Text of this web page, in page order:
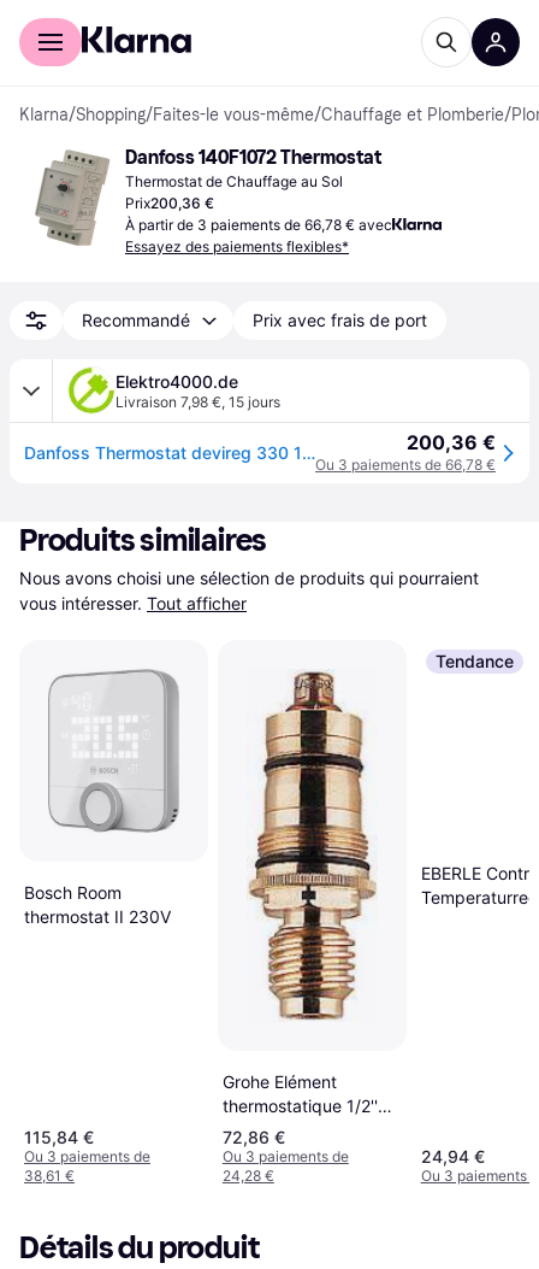
Acheter avec Klarna
Klarna/Shopping/Faites-le vous-même/Chauffage et Plomberie/
Danfoss 140F1072 Thermostat
Thermostat de Chauffage au Sol
Prix200,36 €
À partir de 3 paiements de 66,78 € avec
Essayez des paiements flexibles*
Recommandé Prix avec frais de port
Elektro4000.de
Livraison 7,98 €, 15 jours
Danfoss Thermostat devireg 330 140F1072 200,36 €
Ou 3 paiements de 66,78 €
Produits similaires
Nous avons choisi une sélection de produits qui pourraient
vous intéresser. Tout afficher
Bosch Room
thermostat II 230V
115,84 €
Ou 3 paiements de
38,61 €
Grohe Elément
thermostatique 1/2''
NF 47450-000
72,86 €
Ou 3 paiements de
24,28 €
Tendance
EBERLE
24,94 €
Ou 3 paiements
Détails du produit